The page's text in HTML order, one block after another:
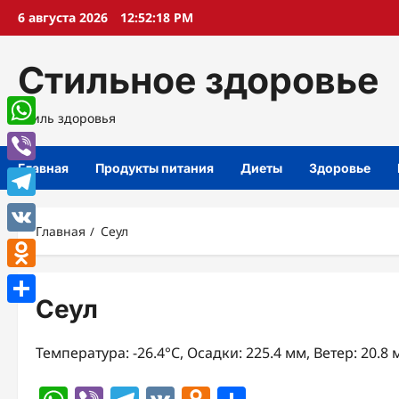
Перейти
6 августа 2026 12:52:19 PM
Стильное здоровье
Стиль здоровья
Главная Продукты питания Диеты Здоровье
Главная Сеул
Сеул
Температура: -26.4°C, Осадки: 225.4 мм, Ветер: 20.8
WhatsApp
Viber
Telegram
VK
Odnoklassniki
Отправить